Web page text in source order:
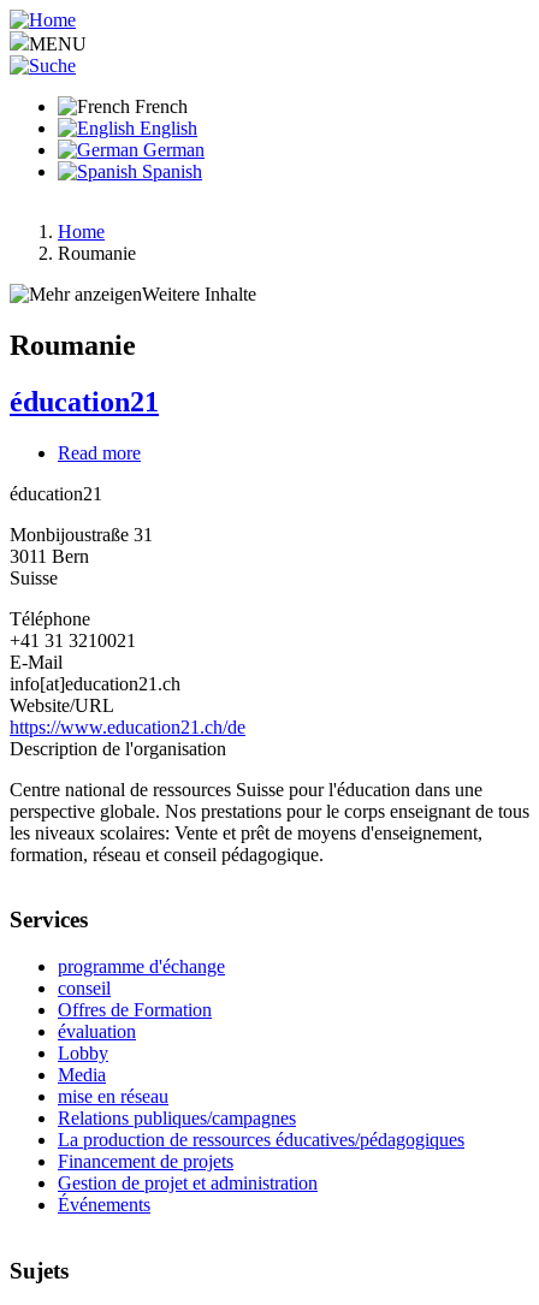
Aller
au
contenu
MENU
French
English
German
Spanish
Fil
d'Ariane
Home
Roumanie
Weitere Inhalte
Roumanie
éducation21
Read more
éducation21
Monbijoustraße 31
3011 Bern
Suisse
Téléphone
+41 31 3210021
E-Mail
info[at]education21.ch
Website/URL
https://www.education21.ch/de
Description de l'organisation
Centre national de ressources Suisse pour l'éducation dans une
perspective globale. Nos prestations pour le corps enseignant de tous
les niveaux scolaires: Vente et prêt de moyens d'enseignement,
formation, réseau et conseil pédagogique.
Services
programme d'échange
conseil
Offres de Formation
évaluation
Lobby
Media
mise en réseau
Relations publiques/campagnes
La production de ressources éducatives/pédagogiques
Financement de projets
Gestion de projet et administration
Événements
Sujets